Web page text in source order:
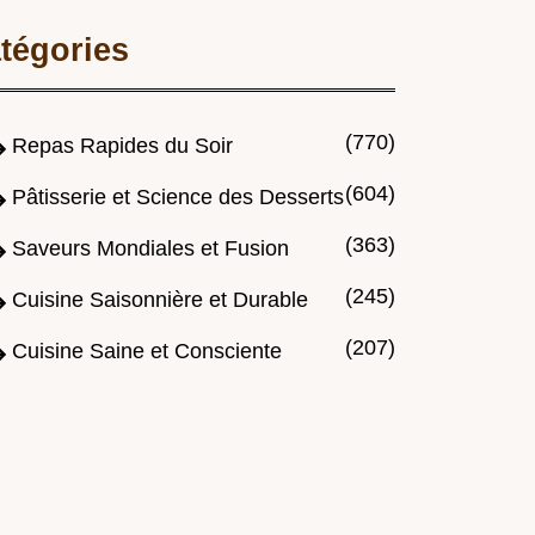
Repas Rapides du Soir (770)
Pâtisserie et Science des Desserts(604)
Saveurs Mondiales et Fusion (363)
Cuisine Saisonnière et Durable (245)
Cuisine Saine et Consciente (207)